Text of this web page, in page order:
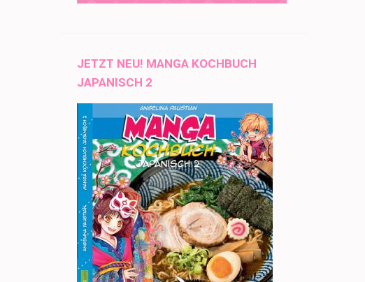
JETZT NEU! MANGA KOCHBUCH
JAPANISCH 2